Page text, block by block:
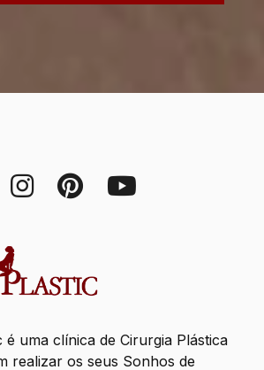
é uma clínica de Cirurgia Plástica
realizar os seus Sonhos de